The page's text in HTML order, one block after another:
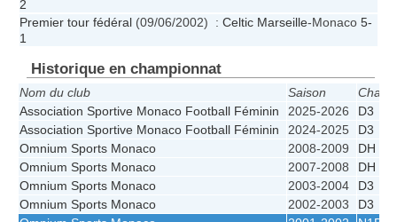
2
Premier tour fédéral (09/06/2002) : Celtic Marseille-Monaco 5-
1
Historique en championnat
Nom du club Saison
Association Sportive Monaco Football Féminin
2025-2026
D3
Association Sportive Monaco Football Féminin
2024-2025
D3
Omnium Sports Monaco
2008-2009
DH
Omnium Sports Monaco
2007-2008
DH
Omnium Sports Monaco
2003-2004
D3
Omnium Sports Monaco
2002-2003
D3